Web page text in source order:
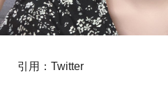
引用：Twitter